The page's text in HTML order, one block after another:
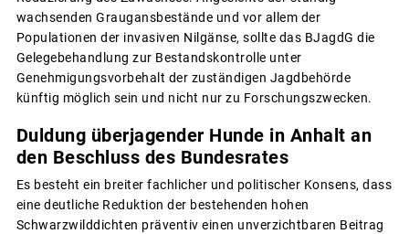
wachsenden Graugansbestände und vor allem der
Populationen der invasiven Nilgänse, sollte das BJagdG die
Gelegebehandlung zur Bestandskontrolle unter
Genehmigungsvorbehalt der zuständigen Jagdbehörde
künftig möglich sein und nicht nur zu Forschungszwecken.
Duldung überjagender Hunde in Anhalt an
den Beschluss des Bundesrates
Es besteht ein breiter fachlicher und politischer Konsens, dass
eine deutliche Reduktion der bestehenden hohen
Schwarzwilddichten präventiv einen unverzichtbaren Beitrag